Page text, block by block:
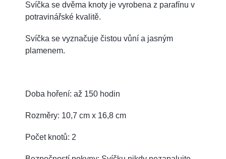
Svíčka se dvěma knoty je vyrobena z parafínu v
potravinářské kvalitě.
Svíčka se vyznačuje čistou vůní a jasným
plamenem.
Doba hoření: až 150 hodin
Rozměry: 10,7 cm x 16,8 cm
Počet knotů: 2